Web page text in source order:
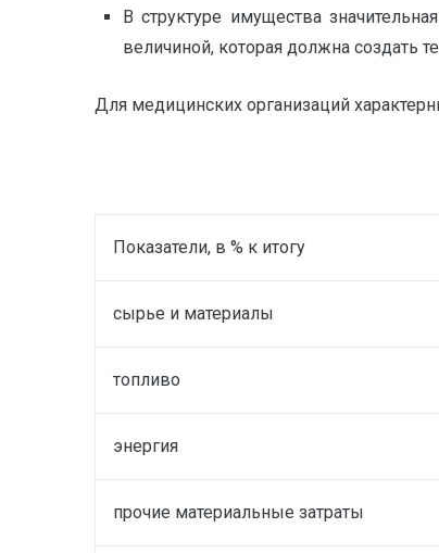
В структуре имущества
величиной, которая должна создать
Для медицинских организаций
Показатели, в % к итогу
сырье и материалы
топливо
энергия
прочие материальные затраты